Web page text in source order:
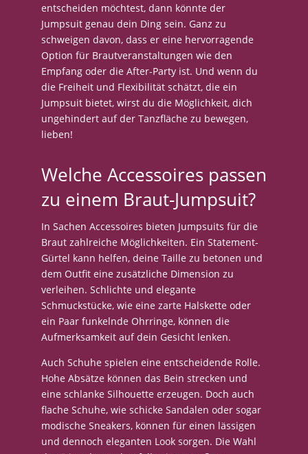
entscheiden möchtest, dann könnte der
Jumpsuit genau dein Ding sein. Ganz zu
schweigen davon, dass er eine hervorragende
Option für Brautveranstaltungen wie den
Empfang oder die After-Party ist. Und wenn du
die Freiheit und Flexibilität schätzt, die ein
Jumpsuit bietet, wirst du die Möglichkeit, dich
ungehindert auf der Tanzfläche zu bewegen,
lieben!
Welche Accessoires passen
zu einem Braut-Jumpsuit?
In Sachen Accessoires bieten Jumpsuits für die
Braut zahlreiche Möglichkeiten. Ein Statement-
Gürtel kann helfen, deine Taille zu betonen und
dem Outfit eine zusätzliche Dimension zu
verleihen. Schlichte und elegante
Schmuckstücke, wie eine zarte Halskette oder
ein Paar funkelnde Ohrringe, können die
Aufmerksamkeit auf dein Gesicht lenken.
Auch Schuhe spielen eine entscheidende Rolle.
Hohe Absätze können das Bein strecken und
eine schlanke Silhouette erzeugen. Doch auch
flache Schuhe, wie schicke Sandalen oder sogar
modische Sneakers, können für einen lässigen
und dennoch eleganten Look sorgen. Die Wahl